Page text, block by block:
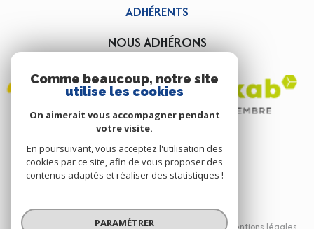
ADHÉRENTS
NOUS ADHÉRONS
© 2026 | Tous droits réservés
Comme beaucoup, notre site
utilise les cookies
On aimerait vous accompagner pendant
votre visite.
En poursuivant, vous acceptez l'utilisation des
cookies par ce site, afin de vous proposer des
contenus adaptés et réaliser des statistiques !
PARAMÉTRER